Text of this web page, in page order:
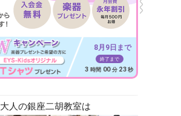
8月9日まで
終了まで
3 時間 00 分 21 秒
大人の銀座二胡教室は